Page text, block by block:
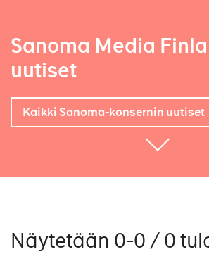
Sanoma Media
uutiset
Kaikki Sanoma-konsernin uutiset
Näytetään 0-0 / 0